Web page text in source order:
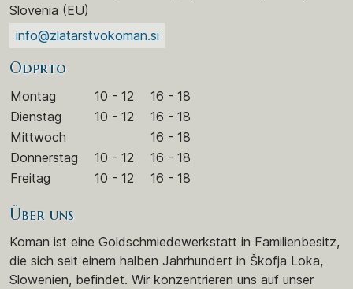
Slovenia (EU)
info@zlatarstvokoman.si
Odprto
Montag 10 - 12
16 - 18
Dienstag
10 - 12
16 - 18
Mittwoch
16 - 18
Donnerstag
10 - 12
16 - 18
Freitag
10 - 12 16 - 18
Über uns
Koman ist eine Goldschmiedewerkstatt in Familienbesitz,
die sich seit einem halben Jahrhundert in Škofja Loka,
Slowenien, befindet. Wir konzentrieren uns auf unser